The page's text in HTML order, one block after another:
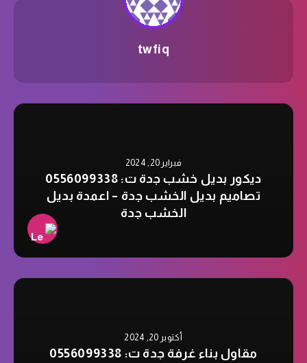
twfiq
فبراير 20, 2024
ديكور بديل خشب جدة ت: 0556099338
تصاميم بديل الخشب جدة – اعمدة بديل
الخشب جدة
أكتوبر 20, 2024
مقاول بناء غرفة جدة ت: 0556099338